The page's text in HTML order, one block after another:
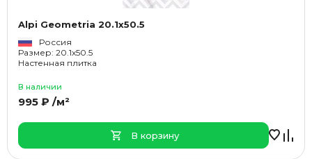
Alpi Geometria 20.1x50.5
Россия
Размер: 20.1x50.5
Настенная плитка
В наличии
995 ₽ /м²
В корзину